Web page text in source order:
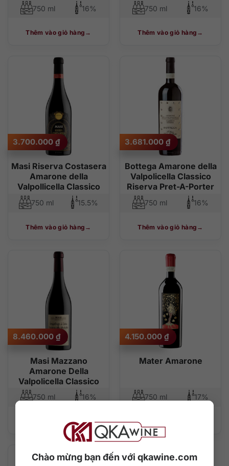
Chào mừng bạn đến với qkawine.com
750 ml 16%
Thêm vào giỏ hàng
750 ml 16%
Thêm vào giỏ hàng
Masi Riserva Costasera
Amarone della
Valpollicella Classico
3.700.000 ₫
750 ml 15.5%
Thêm vào giỏ hàng
Bottega Amarone della
Valpolicella Classico
Riserva Pret-A-Porter
3.681.000 ₫
750 ml 16%
Thêm vào giỏ hàng
Masi Mazzano
Amarone Della
Valpolicella Classico
8.460.000 ₫
750 ml 16%
Thêm vào giỏ hàng
Mater Amarone
4.150.000 ₫
750 ml 17%
Thêm vào giỏ hàng